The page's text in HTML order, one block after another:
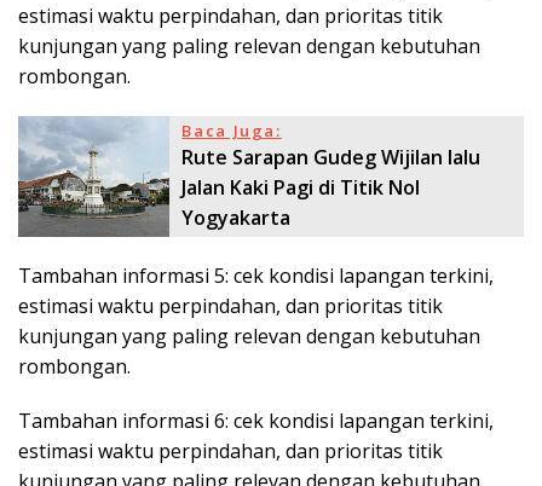
estimasi waktu perpindahan, dan prioritas titik
kunjungan yang paling relevan dengan kebutuhan
rombongan.
Baca Juga:
Rute Sarapan Gudeg Wijilan lalu
Jalan Kaki Pagi di Titik Nol
Yogyakarta
Tambahan informasi 5: cek kondisi lapangan terkini,
estimasi waktu perpindahan, dan prioritas titik
kunjungan yang paling relevan dengan kebutuhan
rombongan.
Tambahan informasi 6: cek kondisi lapangan terkini,
estimasi waktu perpindahan, dan prioritas titik
kunjungan yang paling relevan dengan kebutuhan